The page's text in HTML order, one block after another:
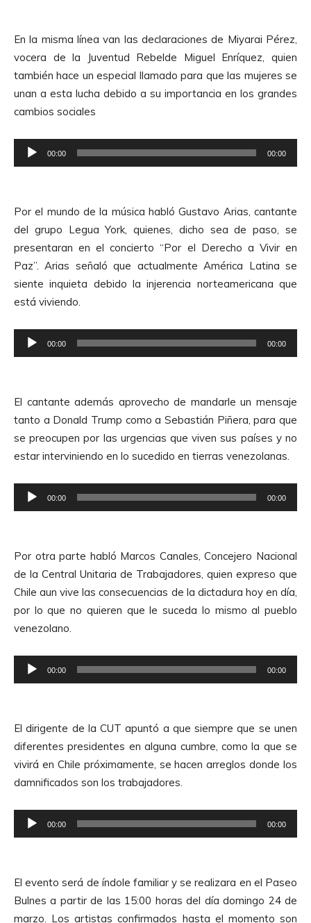
A
u
d
i
o
o
d
u
c
t
o
A
u
d
i
o
En la misma línea van las declaraciones de Miyarai Pérez,
vocera de la Juventud Rebelde Miguel Enríquez, quien
también hace un especial llamado para que las mujeres se
unan a esta lucha debido a su importancia en los grandes
cambios sociales
e
o
d
u
c
t
o
r
u
d
i
o
00:00 00:00
Por el mundo de la música habló Gustavo Arias, cantante
del grupo Legua York, quienes, dicho sea de paso, se
presentaran en el concierto “Por el Derecho a Vivir en
Paz”. Arias señaló que actualmente América Latina se
siente inquieta debido la injerencia norteamericana que
está viviendo.
e
o
d
u
c
t
e
A
u
d
i
00:00 00:00
El cantante además aprovecho de mandarle un mensaje
tanto a Donald Trump como a Sebastián Piñera, para que
se preocupen por las urgencias que viven sus países y no
estar interviniendo en lo sucedido en tierras venezolanas.
e
o
d
u
c
t
o
A
u
d
i
00:00 00:00
Por otra parte habló Marcos Canales, Concejero Nacional
de la Central Unitaria de Trabajadores, quien expreso que
Chile aun vive las consecuencias de la dictadura hoy en día,
por lo que no quieren que le suceda lo mismo al pueblo
venezolano.
e
o
d
u
c
t
e
A
u
00:00 00:00
El dirigente de la CUT apuntó a que siempre que se unen
diferentes presidentes en alguna cumbre, como la que se
vivirá en Chile próximamente, se hacen arreglos donde los
damnificados son los trabajadores.
e
o
d
00:00 00:00
El evento será de índole familiar y se realizara en el Paseo
Bulnes a partir de las 15:00 horas del día domingo 24 de
marzo. Los artistas confirmados hasta el momento son